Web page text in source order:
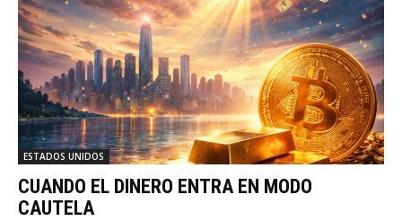
ESTADOS UNIDOS
CUANDO EL DINERO ENTRA EN MODO
CAUTELA